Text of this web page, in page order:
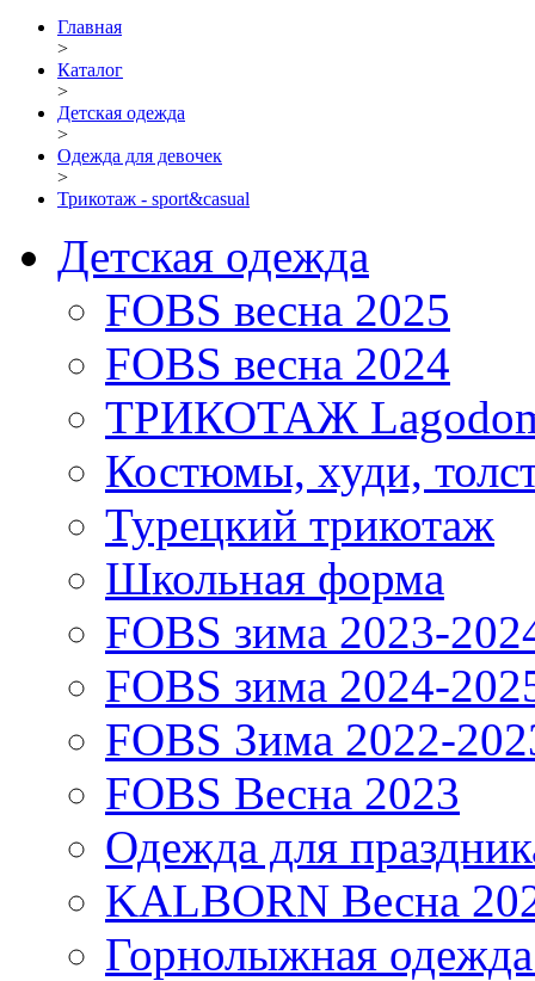
Главная
>
Каталог
>
Детская одежда
>
Одежда для девочек
>
Трикотаж - sport&casual
Детская одежда
FOBS весна 2025
FOBS весна 2024
ТРИКОТАЖ
Костюмы, худи,
Турецкий трикотаж
Школьная форма
FOBS зима 2023-
FOBS зима 2024-
FOBS Зима 2022-
FOBS Весна 2023
Одежда для
KALBORN Весна
Горнолыжная